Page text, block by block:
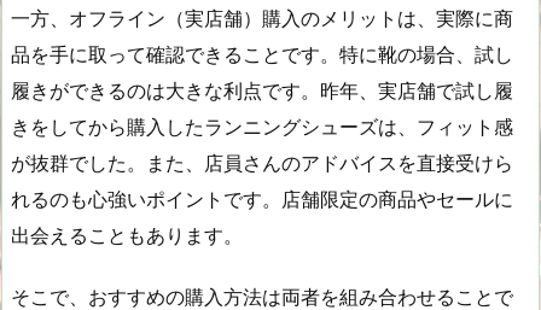
一方、オフライン（実店舗）購入のメリットは、実際に商
品を手に取って確認できることです。特に靴の場合、試し
履きができるのは大きな利点です。昨年、実店舗で試し履
きをしてから購入したランニングシューズは、フィット感
が抜群でした。また、店員さんのアドバイスを直接受けら
れるのも心強いポイントです。店舗限定の商品やセールに
出会えることもあります。
そこで、おすすめの購入方法は両者を組み合わせることで